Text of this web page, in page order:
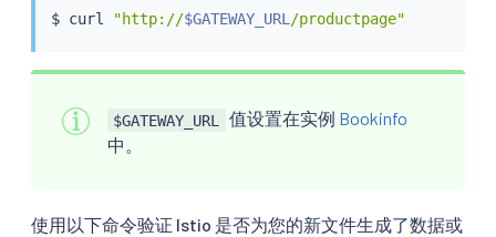
$ curl "http://$GATEWAY_URL /productpage"
$GATEWAY_URL 值设置在实例 Bookinfo
中。
使用以下命令验证 Istio 是否为您的新文件生成了数据或